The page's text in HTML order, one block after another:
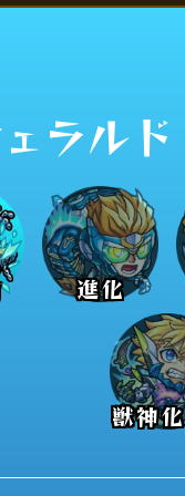
ラル
進化
獣神